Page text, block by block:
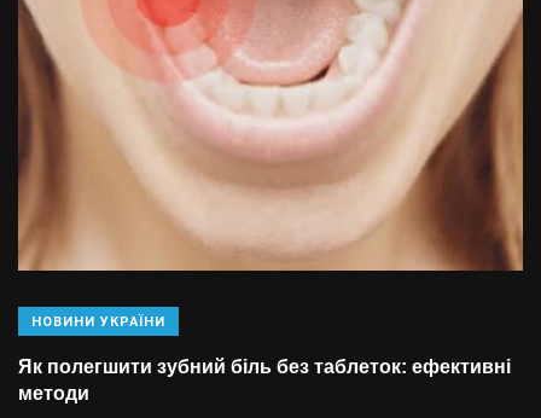
НОВИНИ УКРАЇНИ
Як полегшити зубний біль без таблеток: ефективні
методи